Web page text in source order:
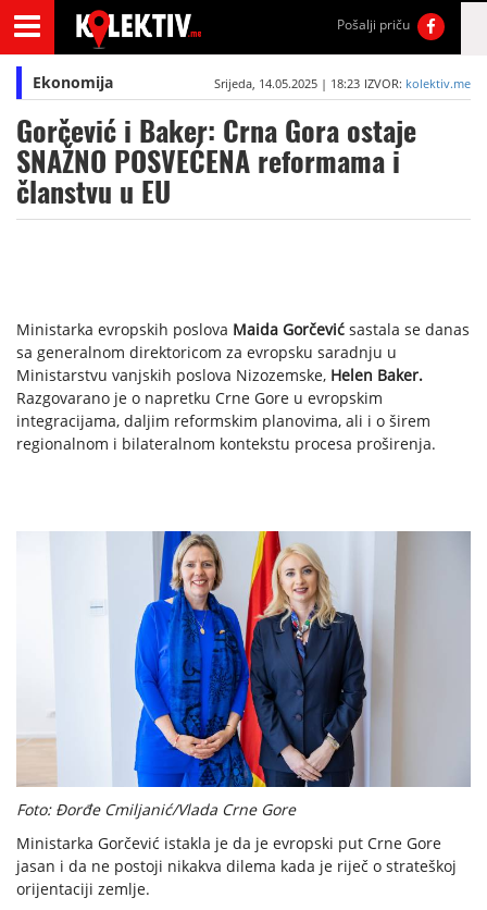
Pošalji priču
Ekonomija Srijeda, 14.05.2025 | 18:23 IZVOR: kolektiv.me
Gorčević i Baker: Crna Gora ostaje
SNAŽNO POSVEĆENA reformama i
članstvu u EU
Ministarka evropskih poslova Maida Gorčević sastala se danas
sa generalnom direktoricom za evropsku saradnju u
Ministarstvu vanjskih poslova Nizozemske, Helen Baker.
Razgovarano je o napretku Crne Gore u evropskim
integracijama, daljim reformskim planovima, ali i o širem
regionalnom i bilateralnom kontekstu procesa proširenja.
Foto: Đorđe Cmiljanić/Vlada Crne Gore
Ministarka Gorčević istakla je da je evropski put Crne Gore
jasan i da ne postoji nikakva dilema kada je riječ o strateškoj
orijentaciji zemlje.